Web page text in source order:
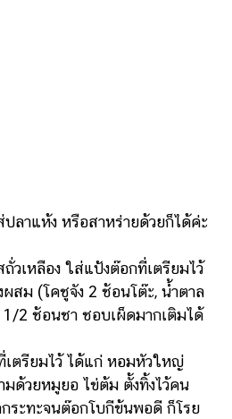
แห้ง หรือสาหร่ายด้วยก็ได้ค่ะ
หลือง ใส่แป้งต๊อกที่เตรียมไว้
สม (โคชูจัง 2 ช้อนโต๊ะ, น้ำตาล
2 ช้อนชา ชอบเผ็ดมากเติมได้
ยมไว้ ได้แก่ หอมหัวใหญ่
ด้วยหมูยอ ไข่ต้ม ตั้งทิ้งไว้คน
ระทะจนต๊อกโบกีข้นพอดี ก็โรย